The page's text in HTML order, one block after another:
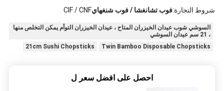
شروط التجارة:فوب تشانغشا / فوب شنغهايCIF / CNF
السوشي شوب عيدان الخيزران المتاح ، عيدان الخيزران التوأم يمكن التخلص منها
، 21 سم عيدان السوشي
Twin Bamboo Disposable Chopsticks
21cm Sushi Chopsticks
احصل على افضل سعر ل